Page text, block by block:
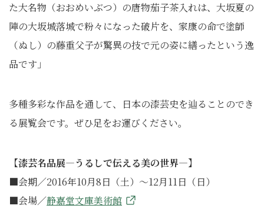
た大名物（おおめいぶつ）の唐物茄子茶入れは、大坂夏の
陣の大坂城落城で粉々になった破片を、家康の命で塗師
（ぬし）の藤重父子が驚異の技で元の姿に繕ったという逸
品です」
多種多彩な作品を通して、日本の漆芸史を辿ることのでき
る展覧会です。ぜひ足をお運びください。
【漆芸名品展―うるしで伝える美の世界―】
■会期／2016年10月8日（土）～12月11日（日）
■会場／静嘉堂文庫美術館